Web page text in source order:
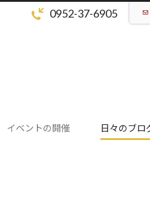
0952-37-6905
イベントの開催 日々のブロ